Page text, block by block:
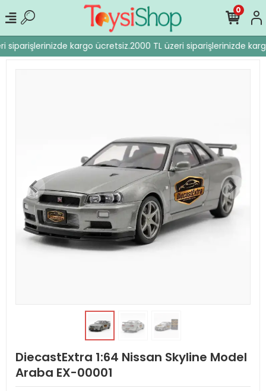
siparişlerinizde kargo ücretsiz.2000 TL üzeri siparişlerinizde
0
DiecastExtra 1:64 Nissan Skyline Model
Araba EX-00001